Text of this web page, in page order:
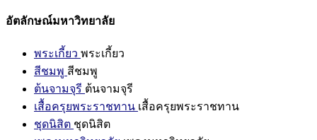
อัตลักษณ์มหาวิทยาลัย
พระเกี้ยว พระเกี้ยว
สีชมพู สีชมพู
ต้นจามจุรี ต้นจามจุรี
เสื้อครุยพระราชทาน เสื้อครุยพระราชทาน
ชุดนิสิต ชุดนิสิต